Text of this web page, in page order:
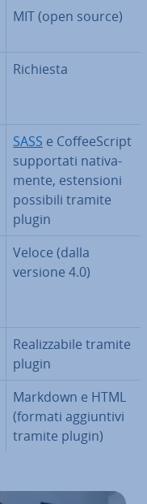
MIT (open source)
Richiesta
SASS e Cof­fee­Script
sup­por­ta­ti na­ti­va­
men­te, esten­sio­ni
possibili tramite
plugin
Veloce (dalla
versione 4.0)
Rea­liz­za­bi­le tramite
plugin
Markdown e HTML
(formati ag­giun­ti­vi
tramite plugin)